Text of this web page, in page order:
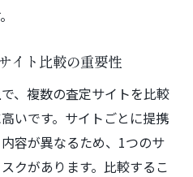
イト比較の重要性
、複数の査定サイトを比較
いです。サイトごとに提携
容が異なるため、1つのサ
クがあります。比較するこ